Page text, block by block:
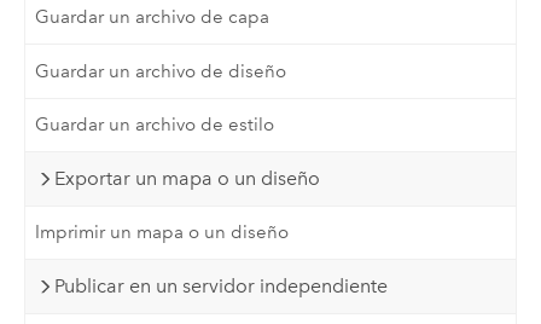
Guardar un archivo de capa
Guardar un archivo de diseño
Guardar un archivo de estilo
Exportar un mapa o un diseño
Imprimir un mapa o un diseño
Publicar en un servidor independiente